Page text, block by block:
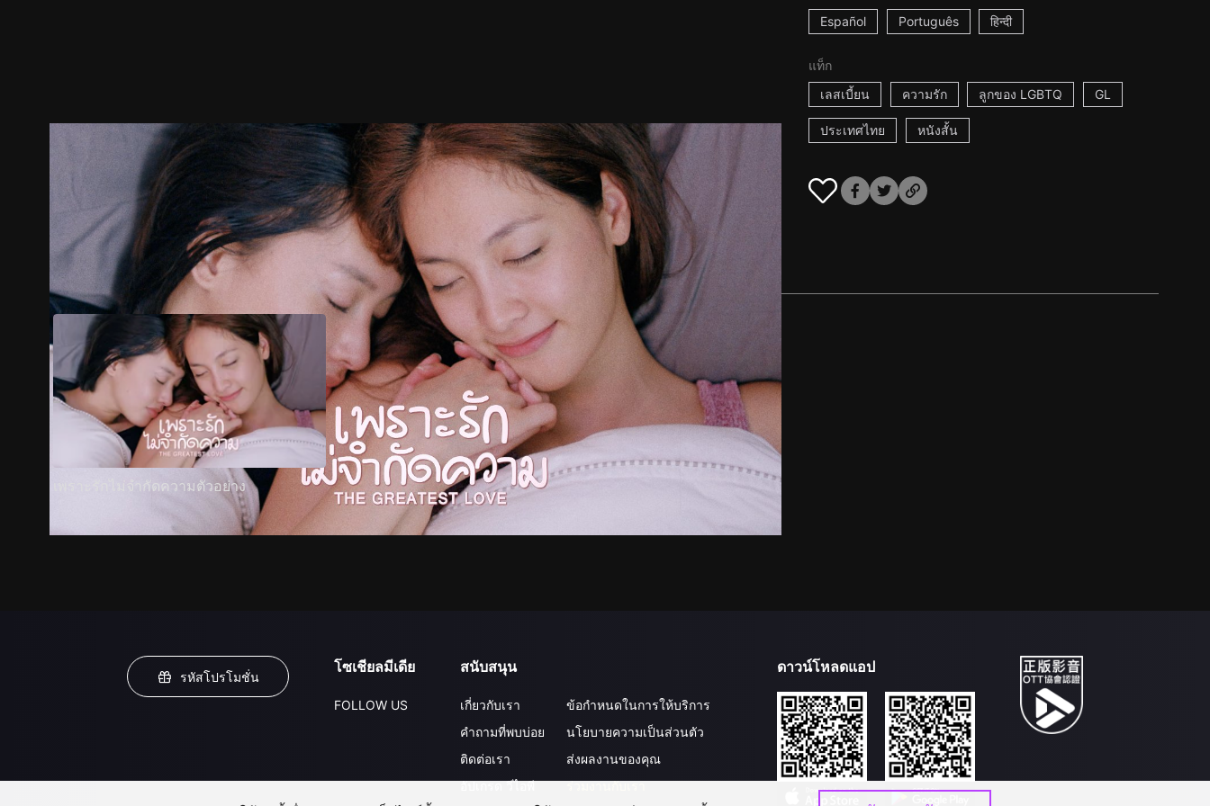
Español Português हिन्दी
แท็ก
เลสเบี้ยน
ความรัก ลูกของ LGBTQ GL
ประเทศไทย หนังสั้น
ตัวอย่าง ภาพนิ่ง เนื้อหาที่แนะนำ รายละเอียด
เพราะรักไม่จำกัดความตัวอย่าง
รหัสโปรโมชั่น
โซเชียลมีเดีย
FOLLOW US
สนับสนุน
เกี่ยวกับเรา
คำถามที่พบบ่อย
ติดต่อเรา
อัปเกรด วีไอพี
ข้อกำหนดในการให้บริการ
นโยบายความเป็นส่วนตัว
ส่งผลงานของคุณ
ร่วมงานกับเรา
ดาวน์โหลดแอป